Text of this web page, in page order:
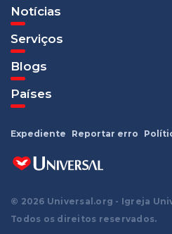
Notícias
Serviços
Blogs
Países
© 2026 Universal.org - Igreja
Todos os direitos reservados.
Expediente Reportar erro